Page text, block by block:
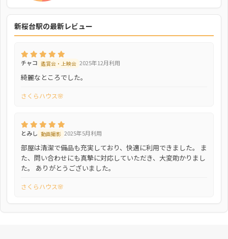
新桜台駅の最新レビュー
チャコ 鑑賞会・上映会 2025年12月利用
綺麗なところでした。
さくらハウス🌸
とみし 動画撮影 2025年5月利用
部屋は清潔で備品も充実しており、快適に利用できました。 ま
た、問い合わせにも真摯に対応していただき、大変助かりまし
た。 ありがとうございました。
さくらハウス🌸